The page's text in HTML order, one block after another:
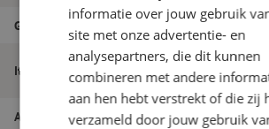
Grade
Itemnaam
Patchkabel simplex
1.8mm, 5m
Artikelnummer M20000376
informatie over jouw gebruik
site met onze advertentie- en
analysepartners, die dit kunnen
combineren met andere
aan hen hebt verstrekt of die zij
verzameld door jouw gebruik